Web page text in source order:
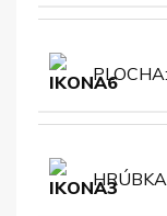
PLOCHA